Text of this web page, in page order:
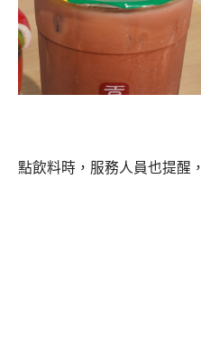
點飲料時，服務人員也提醒，